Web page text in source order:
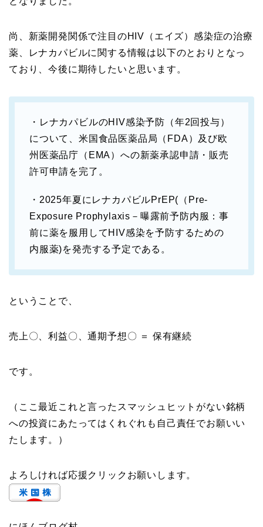
尚、新薬開発関係で注目のHIV（エイズ）感染症の治療
薬、レナカパビルに関する情報は以下のとおりとなっ
ており、今後に期待したいと思います。
・レナカパビルのHIV感染予防（年2回投与）
について、米国食品医薬品局（FDA）及び欧
州医薬品庁（EMA）への新薬承認申請・販売
許可申請を完了。
・2025年夏にレナカパビルPrEP(（Pre-
Exposure Prophylaxis－曝露前予防内服：事
前に薬を服用してHIV感染を予防するための
内服薬)を発売する予定である。
ということで、
売上〇、利益〇、通期予想〇 ＝ 保有継続
です。
（ここ最近これと言ったスマッシュヒットがない銘柄
への投資にあたってはくれぐれも自己責任でお願いい
たします。）
よろしければ応援クリックお願いします。